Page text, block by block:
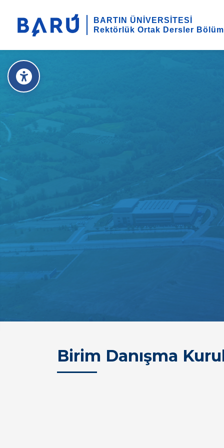
BARTIN ÜNİVERSİTESİ
Rektörlük Ortak Dersler
Birim Danışma